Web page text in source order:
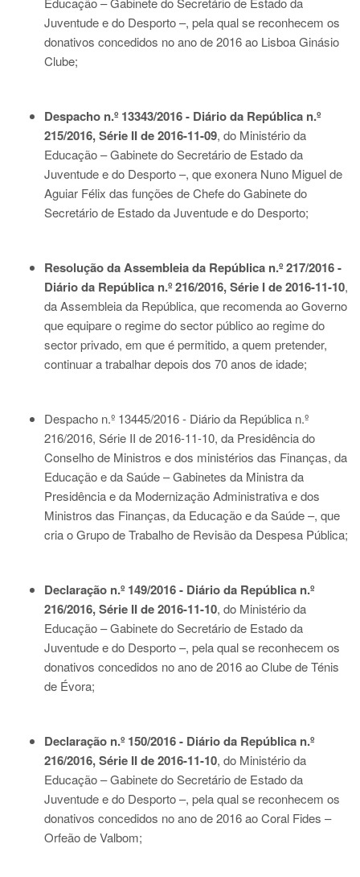
Juventude e do Desporto –, pela qual se reconhecem os
donativos concedidos no ano de 2016 ao Lisboa Ginásio
Clube;
Despacho n.º 13343/2016 - Diário da República n.º
215/2016, Série II de 2016-11-09, do Ministério da
Educação – Gabinete do Secretário de Estado da
Juventude e do Desporto –, que exonera Nuno Miguel de
Aguiar Félix das funções de Chefe do Gabinete do
Secretário de Estado da Juventude e do Desporto;
Resolução da Assembleia da República n.º 217/2016 -
Diário da República n.º 216/2016, Série I de 2016-11-10,
da Assembleia da República, que recomenda ao Governo
que equipare o regime do sector público ao regime do
sector privado, em que é permitido, a quem pretender,
continuar a trabalhar depois dos 70 anos de idade;
Despacho n.º 13445/2016 - Diário da República n.º
216/2016, Série II de 2016-11-10, da Presidência do
Conselho de Ministros e dos ministérios das Finanças, da
Educação e da Saúde – Gabinetes da Ministra da
Presidência e da Modernização Administrativa e dos
Ministros das Finanças, da Educação e da Saúde –, que
cria o Grupo de Trabalho de Revisão da Despesa Pública;
Declaração n.º 149/2016 - Diário da República n.º
216/2016, Série II de 2016-11-10, do Ministério da
Educação – Gabinete do Secretário de Estado da
Juventude e do Desporto –, pela qual se reconhecem os
donativos concedidos no ano de 2016 ao Clube de Ténis
de Évora;
Declaração n.º 150/2016 - Diário da República n.º
216/2016, Série II de 2016-11-10, do Ministério da
Educação – Gabinete do Secretário de Estado da
Juventude e do Desporto –, pela qual se reconhecem os
donativos concedidos no ano de 2016 ao Coral Fides –
Orfeão de Valbom;